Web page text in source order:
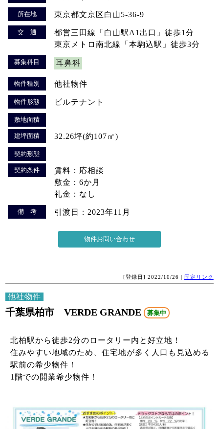
所在地 東京都文京区白山5-36-9
交 通
都営三田線「白山駅A1出口」徒歩1分
東京メトロ南北線「本駒込駅」徒歩3分
募集科目 耳鼻科
物件種別 他社物件
物件形態 ビルテナント
敷地面積
建坪面積 32.26坪(約107㎡)
契約形態
契約条件
賃料：応相談
敷金：6か月
礼金：なし
備 考 引渡日：2023年11月
[登録日] 2022/10/26 | 固定リンク
他社物件
千葉県柏市 VERDE GRANDE 募集中
北柏駅から徒歩2分のロータリー内と好立地！
住みやすい地域のため、住宅地が多く人口も見込める
駅前の希少物件！
1階での開業希少物件！